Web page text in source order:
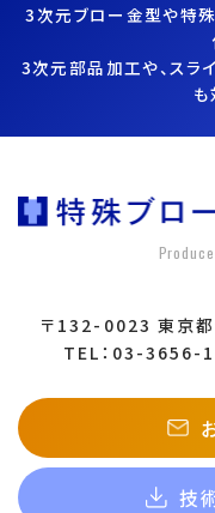
3次元ブロー金型や特
3次元部品加工や、スラ
も
〒132-0023 東京
TEL：03-3656-
技